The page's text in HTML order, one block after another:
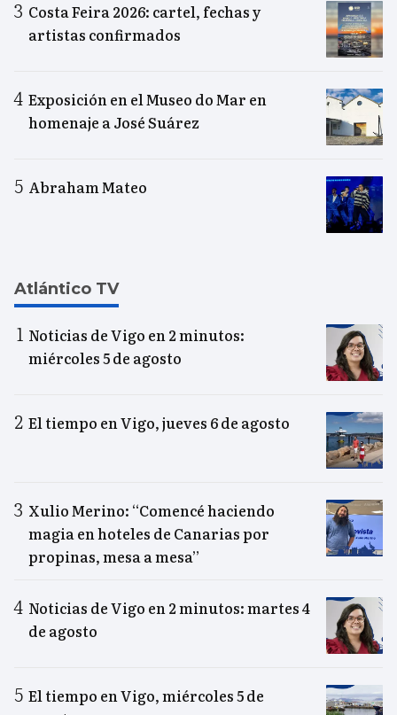
Costa Feira 2026: cartel, fechas y
artistas confirmados
Exposición en el Museo do Mar en
homenaje a José Suárez
Abraham Mateo
Atlántico TV
Noticias de Vigo en 2 minutos:
miércoles 5 de agosto
El tiempo en Vigo, jueves 6 de agosto
Xulio Merino: “Comencé haciendo
magia en hoteles de Canarias por
propinas, mesa a mesa”
Noticias de Vigo en 2 minutos: martes 4
de agosto
El tiempo en Vigo, miércoles 5 de